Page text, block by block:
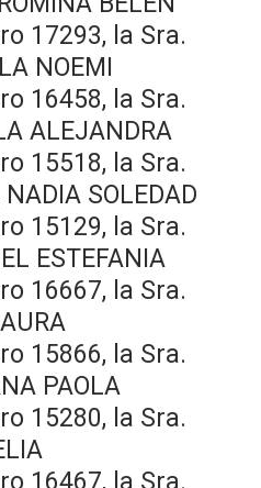
17293, la Sra.
NOEMI
16458, la Sra.
ALEJANDRA
15518, la Sra.
NADIA SOLEDAD
15129, la Sra.
ESTEFANIA
16667, la Sra.
15866, la Sra.
PAOLA
15280, la Sra.
16467, la Sra.